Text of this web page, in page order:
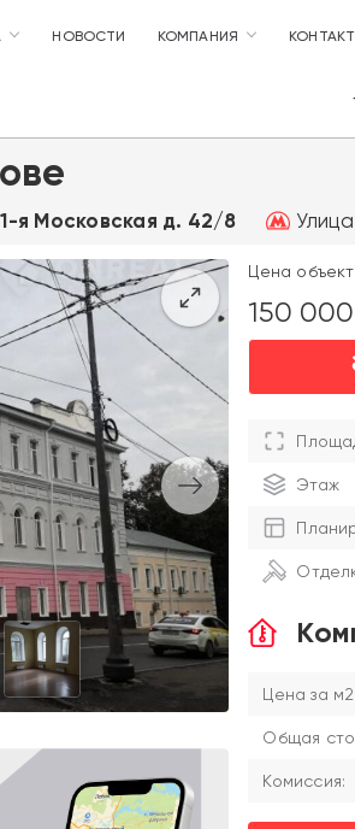
НОВОСТИ КОМПАНИЯ
я Московская д. 42/8
Цена
150
Этаж
Цена за
Общая
Комиссия: